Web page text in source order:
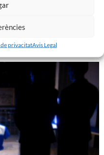
privacitatAvis Legal
DEL CE SABADELL